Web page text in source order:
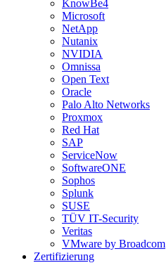
KnowBe4
Microsoft
NetApp
Nutanix
NVIDIA
Omnissa
Open Text
Oracle
Palo Alto Networks
Proxmox
Red Hat
SAP
ServiceNow
SoftwareONE
Sophos
Splunk
SUSE
TÜV IT-Security
Veritas
VMware by Broadcom
Zertifizierung